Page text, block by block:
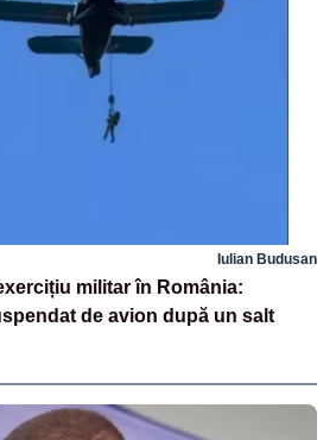
Iulian Budusan
militar în România:
de avion după un salt